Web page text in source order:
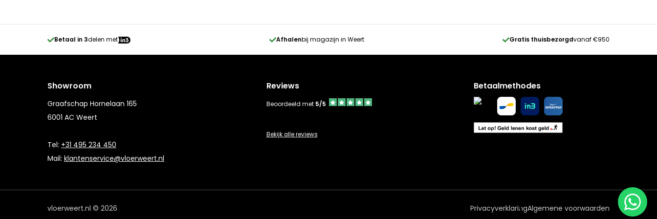
Betaal in 3delen met Afhalenbij magazijn in Weert Gratis thuisbezorgdvanaf €950
Showroom
Graafschap Hornelaan 165
6001 AC Weert
Tel: +31 495 234 450
Mail: klantenservice@vloerweert.nl
Reviews
Beoordeeld met 5/5
Bekijk alle reviews
Betaalmethodes
vloerweert.nl © 2026 PrivacyverklaringAlgemene voorwaarden